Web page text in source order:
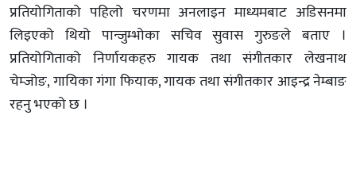
प्रतियोगिताको पहिलो चरणमा अनलाइन माध्यमबाट अडिसनमा
लिइएको थियो पान्जुम्भोका सचिव सुवास गुरुङले बताए ।
प्रतियोगिताको निर्णायकहरु गायक तथा संगीतकार लेखनाथ
चेम्जोङ, गायिका गंगा फियाक, गायक तथा संगीतकार आइन्द्र नेम्बाङ
रहनु भएको छ ।